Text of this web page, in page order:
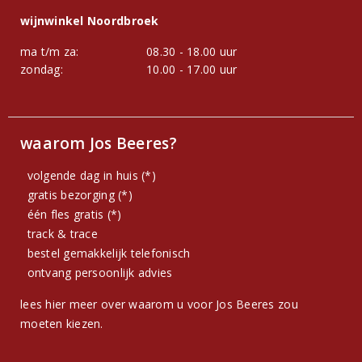
wijnwinkel Noordbroek
ma t/m za:
08.30 - 18.00 uur
zondag:
10.00 - 17.00 uur
waarom Jos Beeres?
volgende dag in huis (*)
gratis bezorging (*)
één fles gratis (*)
track & trace
bestel gemakkelijk telefonisch
ontvang persoonlijk advies
lees hier meer over waarom u voor Jos Beeres zou
moeten kiezen.